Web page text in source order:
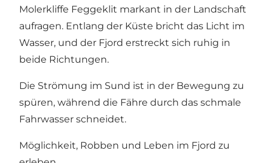
Molerkliffe Feggeklit markant in der Landschaft
aufragen. Entlang der Küste bricht das Licht im
Wasser, und der Fjord erstreckt sich ruhig in
beide Richtungen.
Die Strömung im Sund ist in der Bewegung zu
spüren, während die Fähre durch das schmale
Fahrwasser schneidet.
Möglichkeit, Robben und Leben im Fjord zu